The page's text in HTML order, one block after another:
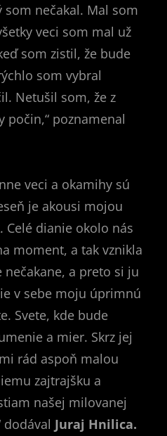
som nečakal. Mal som
veci som mal už
som zistil, že bude
som vybral
Netušil som, že z
počin,“ poznamenal
veci a okamihy sú
je akousi mojou
dianie okolo nás
moment, a tak vznikla
a preto si ju
v sebe moju úprimnú
Svete, kde bude
a mier. Skrz jej
rád aspoň malou
zajtrajšku a
našej milovanej
dodával Juraj Hnilica.